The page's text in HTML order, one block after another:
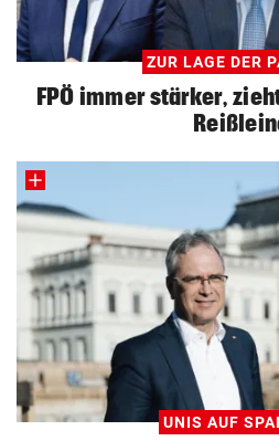
ZUR LAGE DER
FPÖ immer stärker,
UNIS AUF